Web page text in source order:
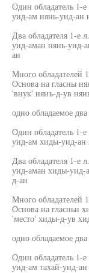
Один обладатель 1-
уид-ам нянь-уид-ан
Два обладателя 1-е
уид-аман нянь-уид-
ан
Много обладателей
Основа на гласны
'внук' нянъ-д-ув
одно обладаемое
Один обладатель 1-
уид-ам хиды-уид-
Два обладателя 1-е
уид-аман хиды-
д-ан
Много обладателей
Основа на гласньн
'место' хиды-д-ув
одно обладаемое
Один обладатель 1-
уид-ам тахай-уид-